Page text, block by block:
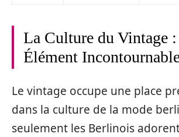
La Culture du Vintage
Élément
Le vintage occupe une place
dans la culture de la mode
seulement les Berlinois